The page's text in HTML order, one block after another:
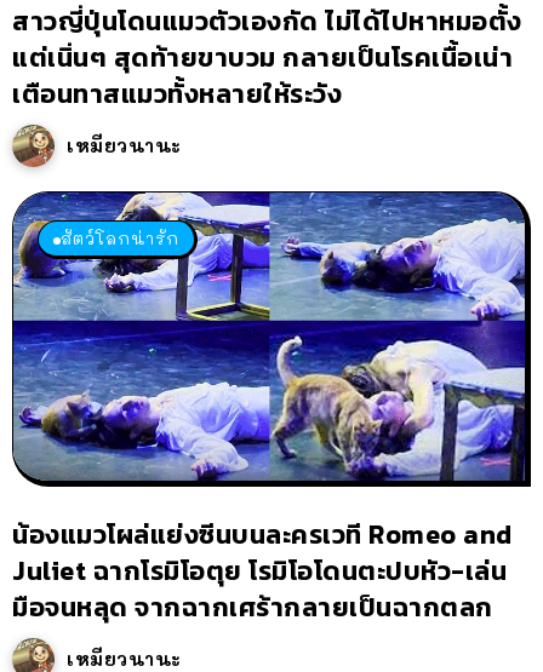
สาวญี่ปุ่นโดนแมวตัวเองกัด ไม่ได้ไปหาหมอตั้ง
แต่เนิ่นๆ สุดท้ายขาบวม กลายเป็นโรคเนื้อเน่า
เตือนทาสแมวทั้งหลายให้ระวัง
เหมียวนานะ
สัตว์โลกน่ารัก
น้องแมวโผล่แย่งซีนบนละครเวที Romeo and
Juliet ฉากโรมิโอตุย โรมิโอโดนตะปบหัว-เล่น
มือจนหลุด จากฉากเศร้ากลายเป็นฉากตลก
เหมียวนานะ